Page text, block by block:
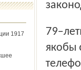
1917
79–летний инвалид, находящийся под опекой дочери,
якобы